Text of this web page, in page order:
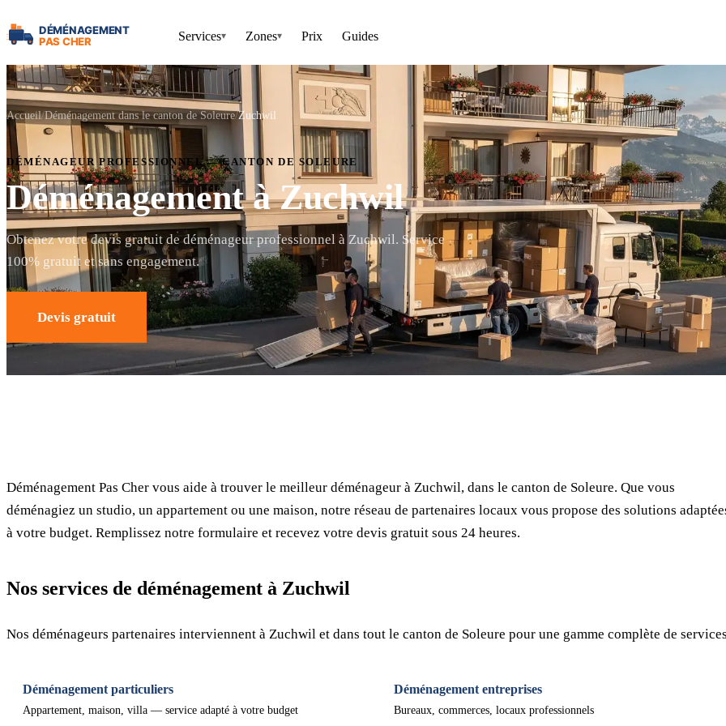
Services▾ Zones▾ Prix Guides
Accueil Déménagement dans le canton de Soleure Zuchwil
DÉMÉNAGEUR PROFESSIONNEL — CANTON DE SOLEURE
Déménagement à Zuchwil
Obtenez votre devis gratuit de déménageur professionnel à Zuchwil. Service
100% gratuit et sans engagement.
Devis gratuit
Déménagement Pas Cher vous aide à trouver le meilleur déménageur à Zuchwil, dans le canton de Soleure. Que vous
déménagiez un studio, un appartement ou une maison, notre réseau de partenaires locaux vous propose des solutions
à votre budget. Remplissez notre formulaire et recevez votre devis gratuit sous 24 heures.
Nos services de déménagement à Zuchwil
Nos déménageurs partenaires interviennent à Zuchwil et dans tout le canton de Soleure pour une gamme complète de
Déménagement particuliers
Appartement, maison, villa — service adapté à votre budget
Déménagement entreprises
Bureaux, commerces, locaux professionnels